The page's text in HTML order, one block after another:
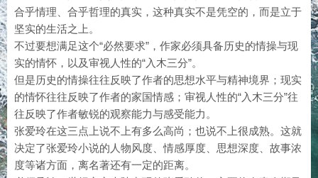
合乎情理、合乎哲理的真实，这种真实不是凭空的，而是立于
坚实的生活之上。
不过要想满足这个“必然要求”，作家必须具备历史的情操与现
实的情怀，以及审视人性的“入木三分”。
但是历史的情操往往反映了作者的思想水平与精神境界；现实
的情怀往往反映了作者的家国情感；审视人性的“入木三分”往
往反映了作者敏锐的观察能力与感受能力。
张爱玲在这三点上说不上有多么高尚；也说不上很成熟。这就
决定了张爱玲小说的人物风度、情感厚度、思想深度、故事浓
度等诸方面，离名著还有一定的距离。